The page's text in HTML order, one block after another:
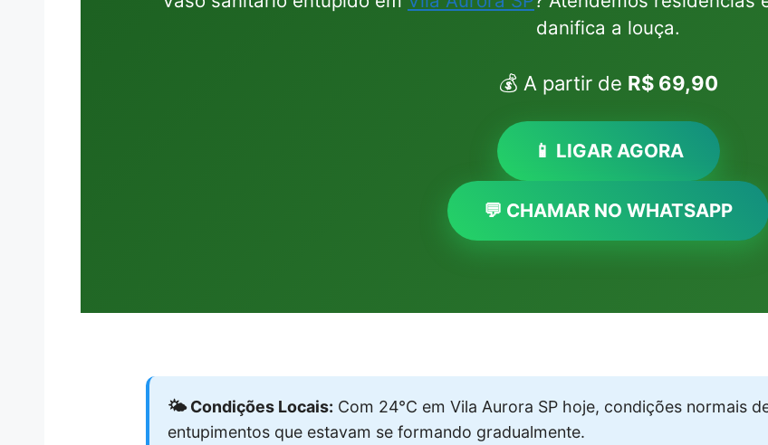
danifica a louça.
💰 A partir de R$ 69,90
📱 LIGAR AGORA
💬 CHAMAR NO WHATSAPP
🌤️ Condições Locais: Com 24°C em Vila Aurora SP hoje, condições normais
entupimentos que estavam se formando gradualmente.